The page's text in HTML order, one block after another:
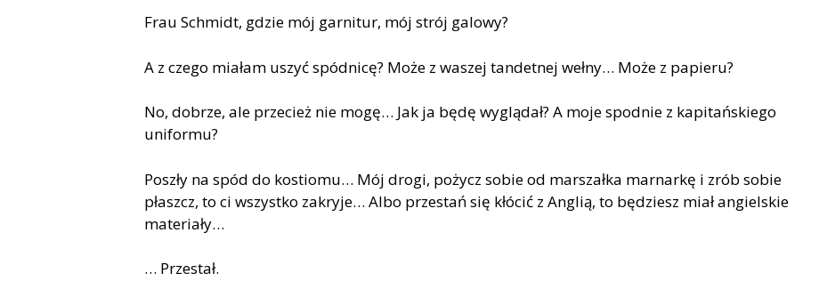
Frau Schmidt, gdzie mój garnitur, mój strój galowy?
A z czego miałam uszyć spódnicę? Może z waszej tandetnej wełny… Może z papieru?
No, dobrze, ale przecież nie mogę… Jak ja będę wyglądał? A moje spodnie z kapitańskiego
uniformu?
Poszły na spód do kostiomu… Mój drogi, pożycz sobie od marszałka marnarkę i zrób sobie
płaszcz, to ci wszystko zakryje… Albo przestań się kłócić z Anglią, to będziesz miał angielskie
materiały…
… Przestał.